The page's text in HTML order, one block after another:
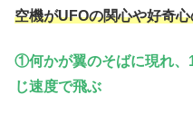
空機がUFOの関心や好奇
①何かが翼のそばに現れ、
じ速度で飛ぶ